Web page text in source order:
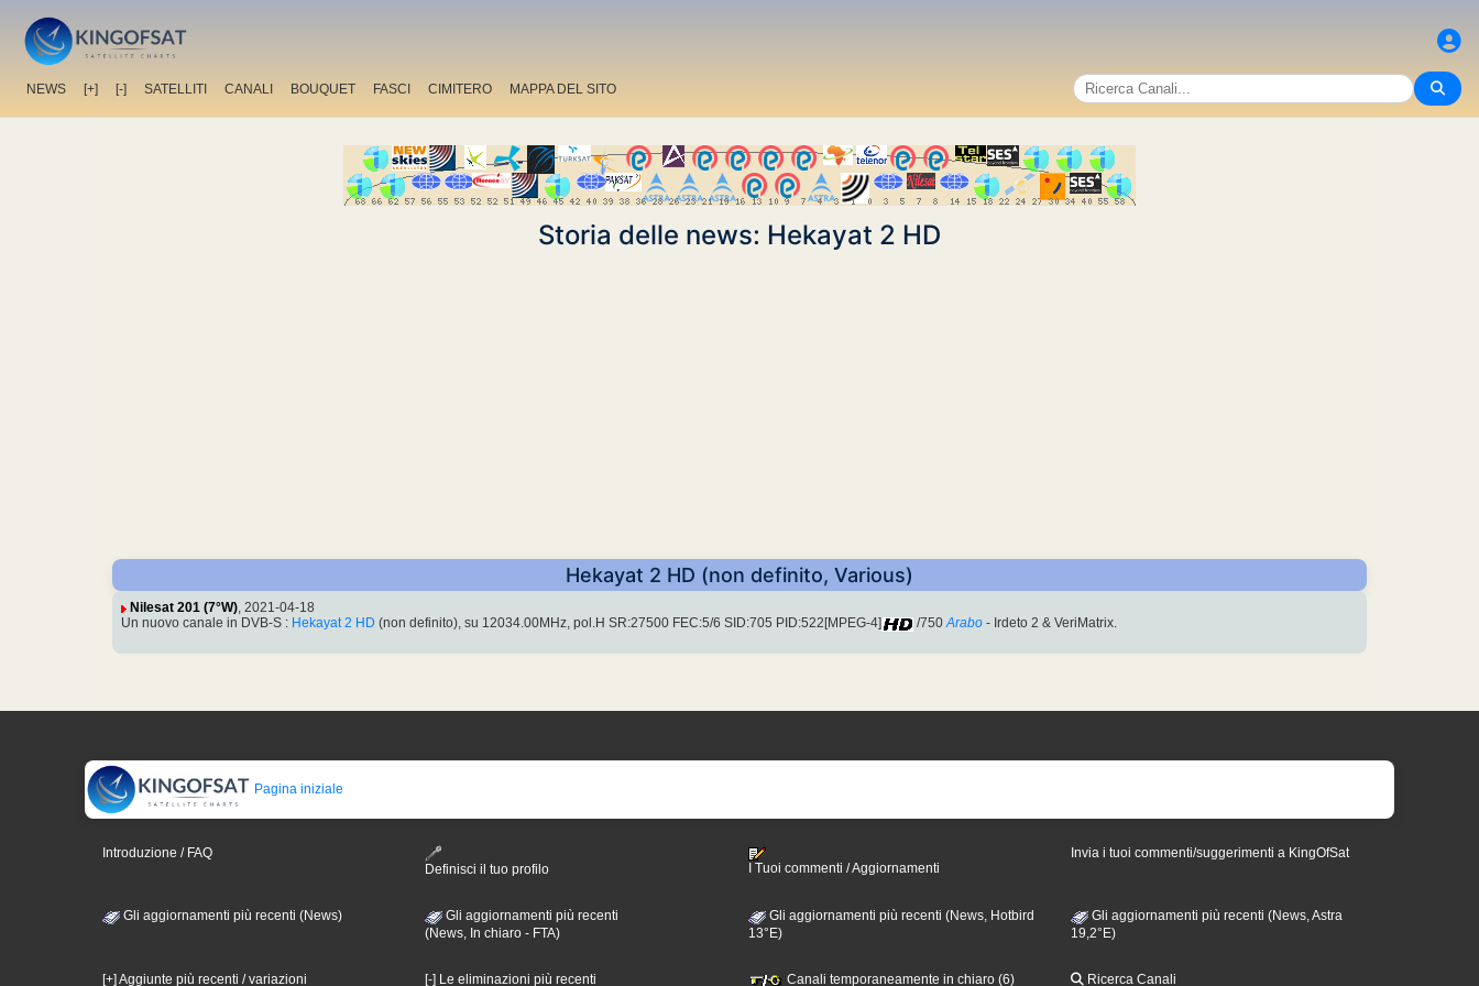
NEWS [+] [-] SATELLITI CANALI BOUQUET FASCI CIMITERO MAPPA DEL SITO
Storia delle news: Hekayat 2 HD
Hekayat 2 HD (non definito, Various)
Nilesat 201 (7°W), 2021-04-18
Un nuovo canale in DVB-S : Hekayat 2 HD (non definito), su 12034.00MHz, pol.H SR:27500 FEC:5/6 SID:705 PID:522[MPEG-4] /750 Arabo - Irdeto 2 & VeriMatrix.
Pagina iniziale
Introduzione / FAQ
Definisci il tuo profilo
I Tuoi commenti / Aggiornamenti
Invia i tuoi commenti/suggerimenti a KingOfSat
Gli aggiornamenti più recenti (News)
Gli aggiornamenti più recenti
(News, In chiaro - FTA)
Gli aggiornamenti più recenti (News, Hotbird
13°E)
Gli aggiornamenti più recenti (News, Astra
19,2°E)
[+] Aggiunte più recenti / variazioni [-] Le eliminazioni più recenti Canali temporaneamente in chiaro (6) Ricerca Canali